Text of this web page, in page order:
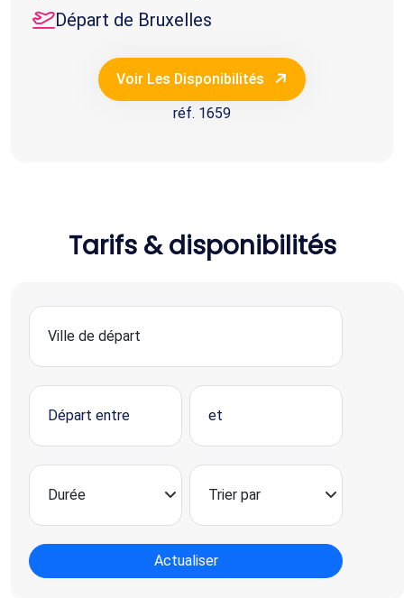
Départ de Bruxelles
Voir Les Disponibilités
réf. 1659
Tarifs & disponibilités
Actualiser